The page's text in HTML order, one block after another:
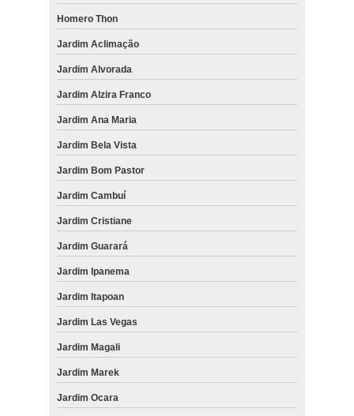
Homero Thon
Jardim Aclimação
Jardim Alvorada
Jardim Alzira Franco
Jardim Ana Maria
Jardim Bela Vista
Jardim Bom Pastor
Jardim Cambuí
Jardim Cristiane
Jardim Guarará
Jardim Ipanema
Jardim Itapoan
Jardim Las Vegas
Jardim Magali
Jardim Marek
Jardim Ocara